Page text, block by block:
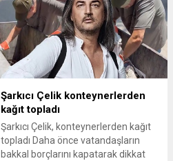
Şarkıcı Çelik konteynerlerden
kağıt topladı
Şarkıcı Çelik, konteynerlerden kağıt
topladı Daha önce vatandaşların
bakkal borçlarını kapatarak dikkat